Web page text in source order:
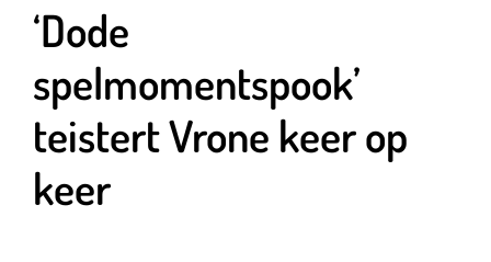
‘Dode
spelmomentspook’
teistert Vrone keer op
keer